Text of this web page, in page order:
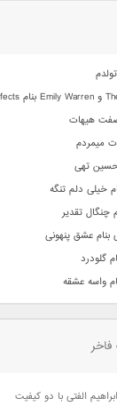
هیهات
میمردم
حسین تهی
چنگال تقدیر
بنام عشق پنهونی
گلودرد
واسه عشقه
الفتی با دو کیفیت